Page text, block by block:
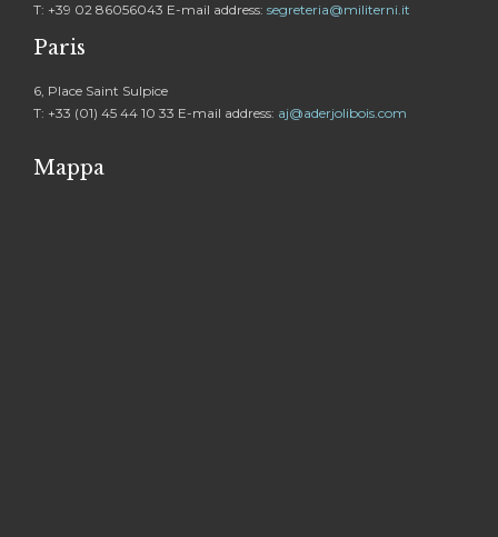
T: +39 02 86056043 E-mail address: segreteria@militerni.it
Paris
6, Place Saint Sulpice
T: +33 (01) 45 44 10 33 E-mail address: aj@aderjolibois.com
Mappa